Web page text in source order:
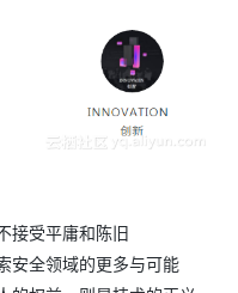
接受平庸和陈旧
安全领域的更多与可能